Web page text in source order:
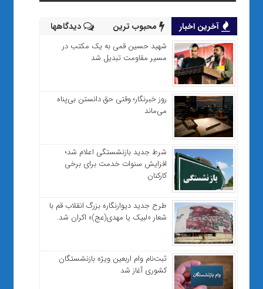
آخرین اخبار محبوب ترین دیدگاهها
شهید حسین قمی به یک مکتب در
مسیر مقاومت تبدیل شد
روز خبرنگار؛ وقتی حق دانستن بی‌پناه
می‌ماند
شرط جدید بازنشستگی اعلام شد؛
افزایش سنوات خدمت برای برخی
کارکنان
طرح جدید دیوارنگاره بزرگ انقلاب قم با
شعار «لبیک یا مهدی(عج)» اکران شد.
ثبت‌نام وام اربعین ویژه بازنشستگان
کشوری آغاز شد